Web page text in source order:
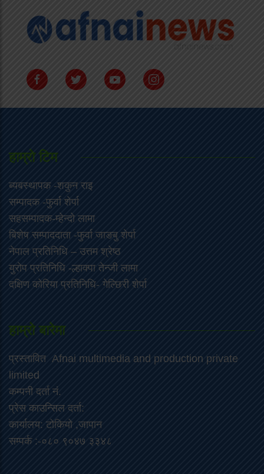
हाम्राे टिम
ब्यबस्थापक -शकुन राइ
सम्पादक -फुर्वा शेर्पा
सहसम्पादक-म्हेन्दो लामा
‍बिशेष सम्पाददाता -फुर्वा जा‌ङबु शेर्पा
नेपाल प्रतिनिधि – उत्तम श्रेष्ठ
युरोप प्रतिनिधि -ल्हाक्पा तेन्जी लामा
दक्षिण कोरिया प्रतिनिधि- गेल्छिरी शेर्पा
हाम्रो बारेमा
प्रस्तावित Afnai multimedia and production private
limited
कम्पनी दर्ता नं.
प्रेस काउन्सिल दर्ता:
कार्यालय: टोकियो ,जापान
सम्पर्क :-०८० ९०४७ ३३४८